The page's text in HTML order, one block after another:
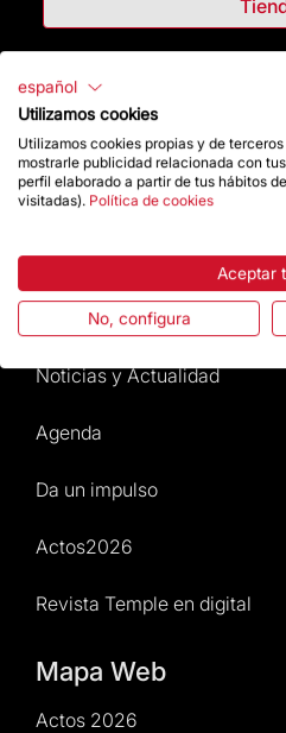
Destacados
La Fundación
Preguntas frecuentes
Atención al Visitante
Normativa y condiciones de
Noticias y Actualidad
Agenda
Da un impulso
Actos2026
Revista Temple en digital
Mapa Web
Actos 2026
español
Utilizamos cookies
Utilizamos cookies propias y de
mostrarle publicidad relacionada con
perfil elaborado a partir de tus hábitos
visitadas). Política de cookies
Aceptar
No, configura